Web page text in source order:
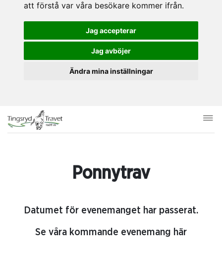
att förstå var våra besökare kommer ifrån.
Jag accepterar
Jag avböjer
Ändra mina inställningar
Ponnytrav
Datumet för evenemanget har passerat.
Se våra kommande evenemang här